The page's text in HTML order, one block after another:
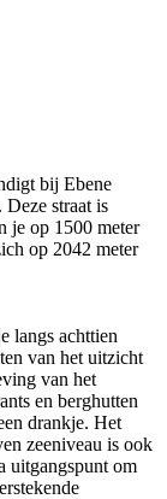
bij Ebene
straat is
je op 1500 meter
op 2042 meter
langs achttien
van het uitzicht
van het
en berghutten
drankje. Het
zeeniveau is ook
uitgangspunt om